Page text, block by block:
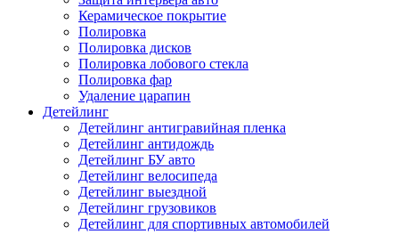
Керамическое покрытие
Полировка
Полировка дисков
Полировка лобового стекла
Полировка фар
Удаление царапин
Детейлинг
Детейлинг антигравийная пленка
Детейлинг антидождь
Детейлинг БУ авто
Детейлинг велосипеда
Детейлинг выездной
Детейлинг грузовиков
Детейлинг для спортивных автомобилей